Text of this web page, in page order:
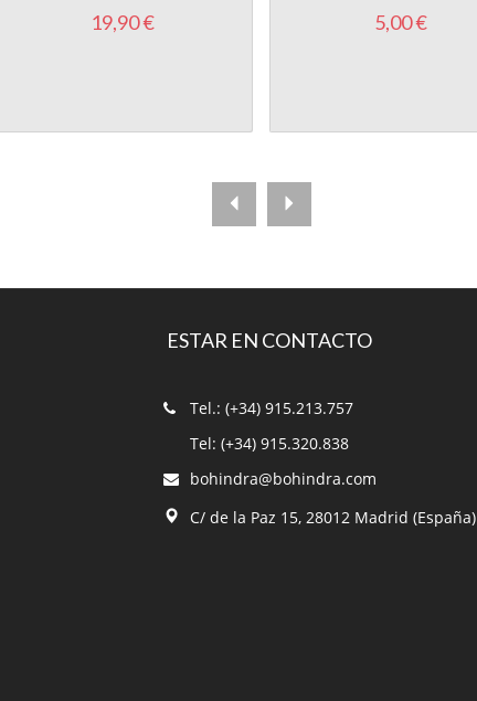
19,90 €
5,00 €
ESTAR EN CONTACTO
Tel.: (+34) 915.213.757
Tel: (+34) 915.320.838
bohindra@bohindra.com
C/ de la Paz 15, 28012 Madrid (España)